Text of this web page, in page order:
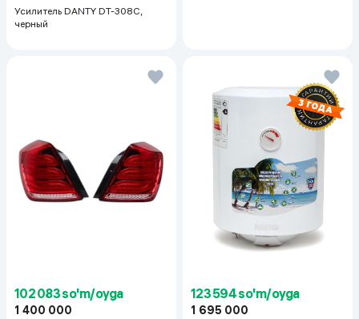
Усилитель DANTY DT-308C,
черный
102 083 so'm/oyga
1 400 000
123 594 so'm/oyga
1 695 000